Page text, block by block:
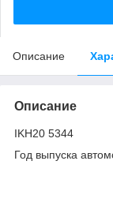
Описание
Описание
IKH20 5344
Год выпуска